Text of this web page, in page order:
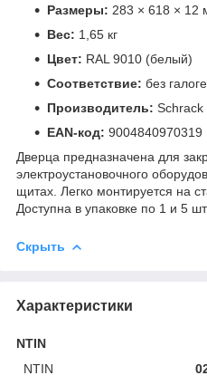
Размеры: 283 × 618 ×
Вес: 1,65 кг
Цвет: RAL 9010 (белый)
Соответствие: без
Производитель: Schrack
EAN-код: 9004840970319
Дверца предназначена для
электроустановочного
щитах. Легко монтируется на
Доступна в упаковке по 1 и 5
Скрыть
Характеристики
NTIN
NTIN